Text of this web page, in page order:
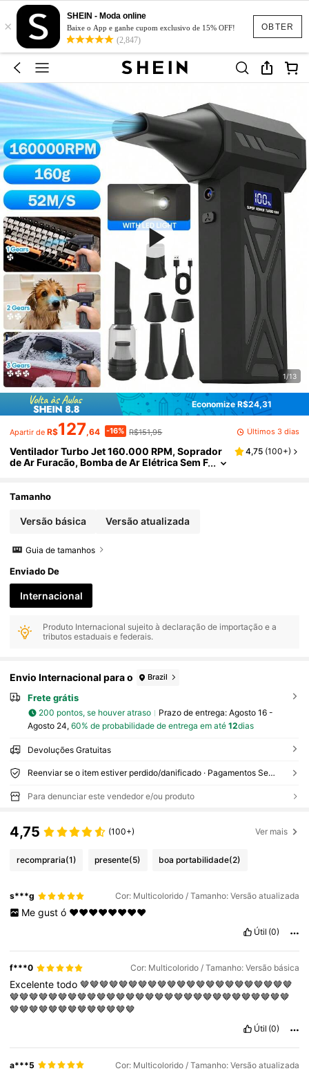
OBTER
×
SHEIN - Moda online
Baixe o App e ganhe cupom exclusivo de 15% OFF!
(2,847)
1/13
Economize R$24,31
Apartir de R$127,64 -16% R$151,95 Últimos 3 dias
Ventilador Turbo Jet 160.000 RPM, Soprador
de Ar Furacão, Bomba de Ar Elétrica Sem F
4,75 (100+)
Tamanho
Versão básica Versão atualizada
Guia de tamanhos
Enviado De
Internacional
Produto Internacional sujeito à declaração de importação e a
tributos estaduais e federais.
Envio Internacional para o Brazil
Frete grátis
200 pontos, se houver atraso Prazo de entrega: Agosto 16 -
Agosto 24, 60% de probabilidade de entrega em até 12dias
Devoluções Gratuitas
Reenviar se o item estiver perdido/danificado · Pagamentos Seguros · Proteção de privacidade
Para denunciar este vendedor e/ou produto
4,75 (100+) Ver mais
recompraria(1) presente(5) boa portabilidade(2)
s***g Cor: Multicolorido / Tamanho: Versão atualizada
Me gust ó ❤️❤️❤️❤️❤️❤️❤️❤️
Útil (0)
f***0 Cor: Multicolorido / Tamanho: Versão básica
Excelentetodo🤎🤎🤎🤎🤎🤎🤎🤎🤎🤎🤎🤎🤎🤎🤎🤎🤎🤎🤎🤎🤎🤎
🤎🤎🤎🤎🤎🤎🤎🤎🤎🤎🤎🤎🤎🤎🤎🤎🤎🤎🤎🤎🤎🤎🤎🤎🤎🤎🤎🤎🤎
🤎🤎🤎🤎🤎🤎🤎🤎🤎🤎🤎🤎🤎
Útil (0)
a***5 Cor: Multicolorido / Tamanho: Versão atualizada